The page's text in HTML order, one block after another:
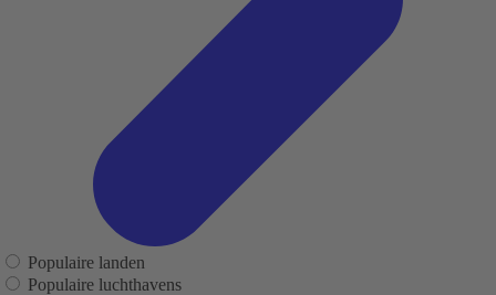
Populaire landen
Populaire luchthavens